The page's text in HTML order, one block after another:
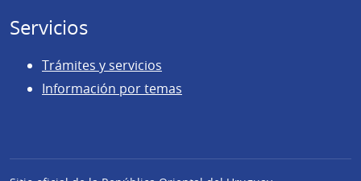
Servicios
Trámites y servicios
Información por temas